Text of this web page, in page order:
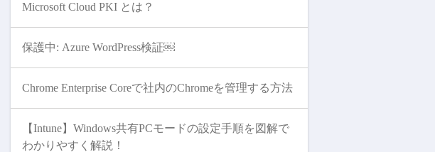
Microsoft Cloud PKI とは？
保護中: Azure WordPress検証￼
Chrome Enterprise Coreで社内のChromeを管理する方法
【Intune】Windows共有PCモードの設定手順を図解で
わかりやすく解説！